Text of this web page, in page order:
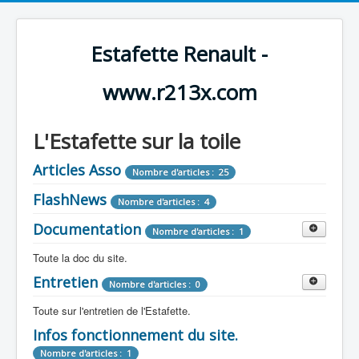
Estafette Renault -
www.r213x.com
L'Estafette sur la toile
Articles Asso Nombre d'articles : 25
FlashNews Nombre d'articles : 4
Documentation Nombre d'articles : 1
Toute la doc du site.
Revue de Presse Nombre d'articles : 9
Tous les articles que l'on a vu sur l'estafette !
Camping Car Nombre d'articles : 3
Entretien Nombre d'articles : 0
Toute sur l'entretien de l'Estafette.
Mécanique Nombre d'articles : 0
Infos fonctionnement du site.
Nombre d'articles : 1